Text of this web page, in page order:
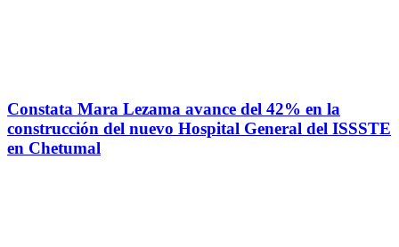
Constata Mara Lezama avance del 42% en la
construcción del nuevo Hospital General del ISSSTE
en Chetumal